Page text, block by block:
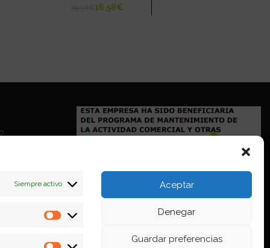
Siempre activo
Estadísticas
Aceptar
Denegar
Guardar preferencias
€16,58€